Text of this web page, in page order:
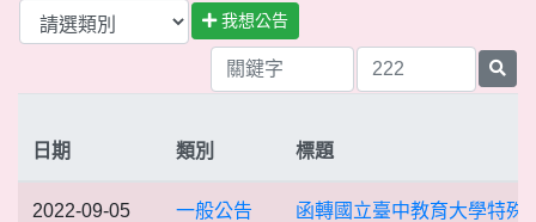
我想公告
日期 類別 標題
2022-09-05 一般公告
函轉國立臺中教育大學特殊